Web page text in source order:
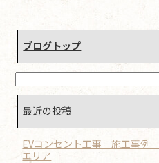
ブログトップ
最近の投稿
EVコンセント工事 施工事
エリア